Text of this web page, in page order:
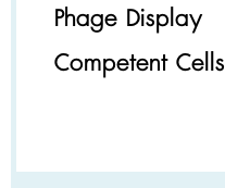
Phage Display
Competent Cells